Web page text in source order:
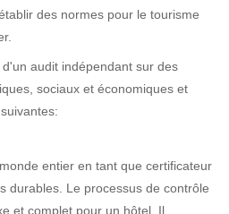
des normes pour le tourisme
audit indépendant sur des
sociaux et économiques et
entier en tant que certificateur
durables. Le processus de contrôle
et complet pour un hôtel. Il